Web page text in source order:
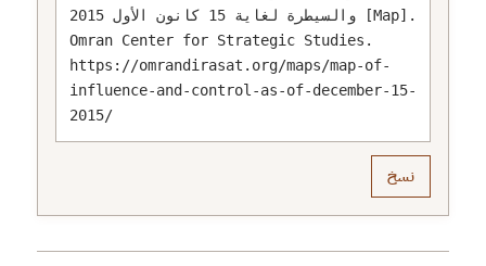
والسيطرة لغاية 15 كانون الأول 2015 [Map].
Omran Center for Strategic Studies.
https://omrandirasat.org/maps/map-of-
influence-and-control-as-of-december-15-
2015/
نسخ